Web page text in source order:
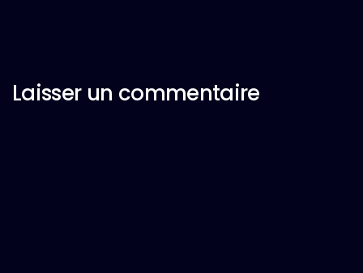
Laisser un commentaire